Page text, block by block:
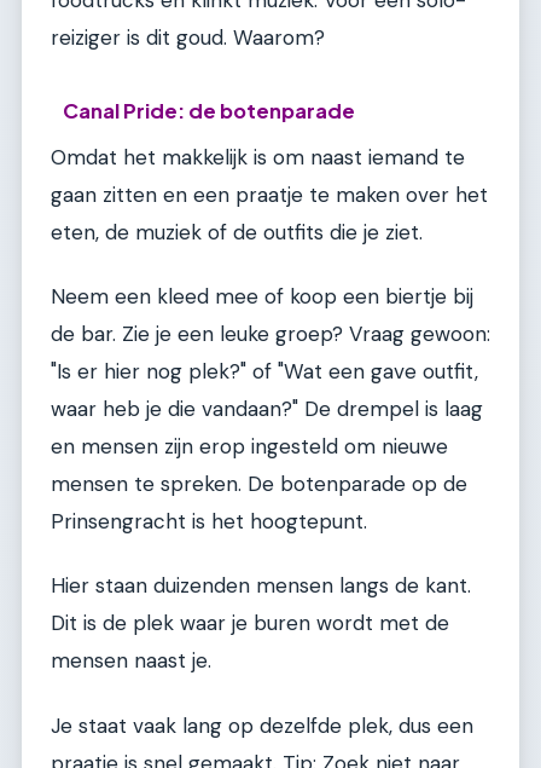
reiziger is dit goud. Waarom?
Canal Pride: de botenparade
Omdat het makkelijk is om naast iemand te
gaan zitten en een praatje te maken over het
eten, de muziek of de outfits die je ziet.
Neem een kleed mee of koop een biertje bij
de bar. Zie je een leuke groep? Vraag gewoon:
"Is er hier nog plek?" of "Wat een gave outfit,
waar heb je die vandaan?" De drempel is laag
en mensen zijn erop ingesteld om nieuwe
mensen te spreken. De botenparade op de
Prinsengracht is het hoogtepunt.
Hier staan duizenden mensen langs de kant.
Dit is de plek waar je buren wordt met de
mensen naast je.
Je staat vaak lang op dezelfde plek, dus een